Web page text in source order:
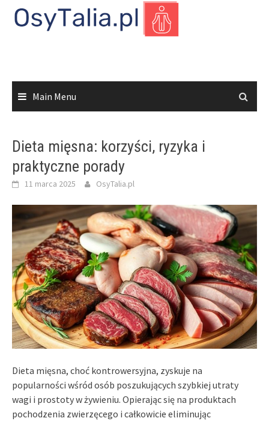
Main Menu
Dieta mięsna: korzyści, ryzyka i
praktyczne porady
11 marca 2025 OsyTalia.pl
Dieta mięsna, choć kontrowersyjna, zyskuje na
popularności wśród osób poszukujących szybkiej utraty
wagi i prostoty w żywieniu. Opierając się na produktach
pochodzenia zwierzęcego i całkowicie eliminując